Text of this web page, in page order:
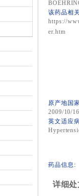
该药品相
https://
er.htm
原产地国
2009/10/16
英文适应
药品信息:
详细